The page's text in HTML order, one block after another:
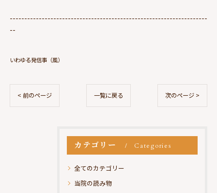
--------------------------------------------------------------------
--
いわゆる発信事（風）
< 前のページ 一覧に戻る 次のページ >
カテゴリー Categories
全てのカテゴリー
当院の読み物